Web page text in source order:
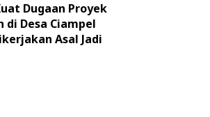
Dugaan Proyek
di Desa Ciampel
Asal Jadi